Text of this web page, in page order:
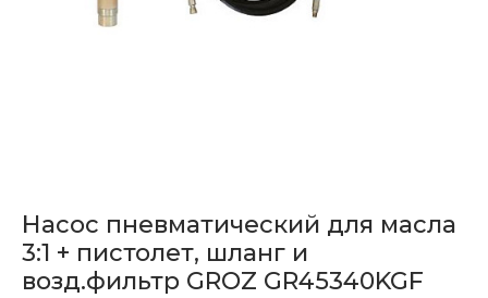
Насос пневматический для масла
3:1 + пистолет, шланг и
возд.фильтр GROZ GR45340KGF